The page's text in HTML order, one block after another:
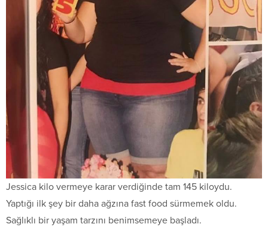
Jessica kilo vermeye karar verdiğinde tam 145 kiloydu.
Yaptığı ilk şey bir daha ağzına fast food sürmemek oldu.
Sağlıklı bir yaşam tarzını benimsemeye başladı.